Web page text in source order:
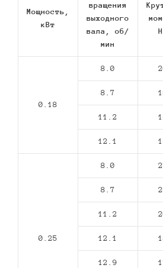
Мощность,
кВт
вращения
выходного
вала, об/
мин
0.18
8.0
8.7
11.2
12.1
0.25
8.0
8.7
11.2
12.1
12.9